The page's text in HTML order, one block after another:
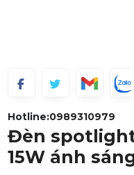
Hotline:0989310979
Đèn
15W ánh